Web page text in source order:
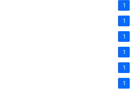
1
1
1
1
1
1